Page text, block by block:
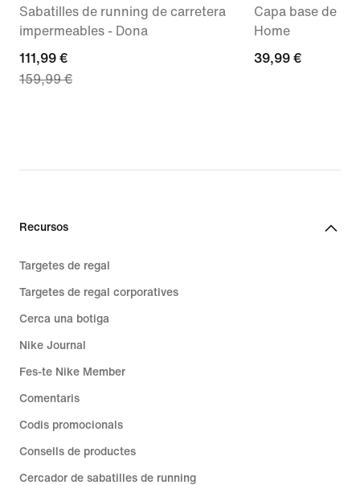
Sabatilles de running de carretera
impermeables - Dona
current
price
159,99 €
111,99 €
159,99 €
Capa base de
Home
39,99 €
39,99 €
Recursos
Targetes de regal
Targetes de regal corporatives
Cerca una botiga
Nike Journal
Fes-te Nike Member
Comentaris
Codis promocionals
Consells de productes
Cercador de sabatilles de running